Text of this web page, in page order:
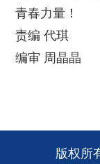
青春力量！
责编 代琪
编审 周晶晶
版权所